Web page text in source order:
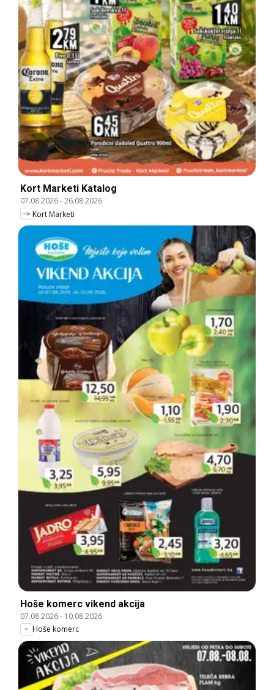
Kort Marketi Katalog
07.08.2026-26.08.2026
Kort Marketi
Hoše komerc vikend akcija
07.08.2026- 10.08.2026
Hoše komerc